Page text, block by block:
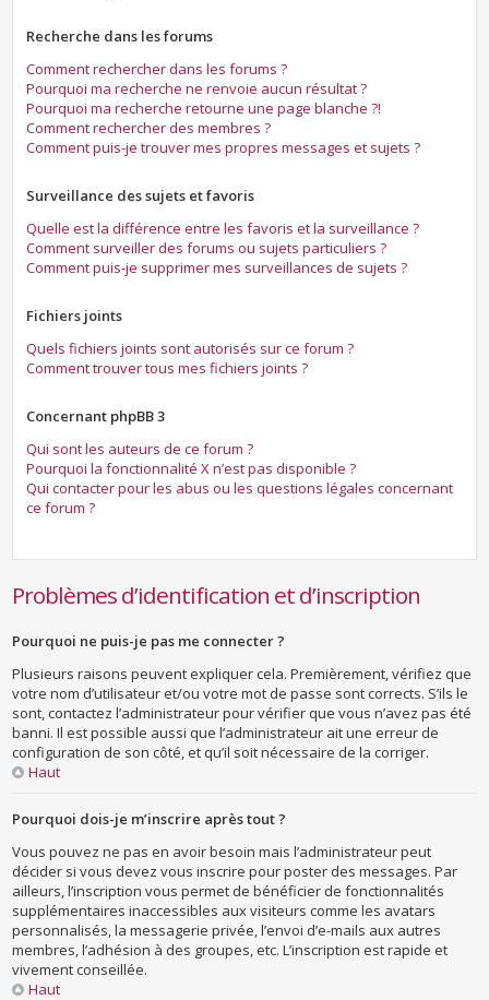
Recherche dans les forums
Comment rechercher dans les forums ?
Pourquoi ma recherche ne renvoie aucun résultat ?
Pourquoi ma recherche retourne une page blanche ?!
Comment rechercher des membres ?
Comment puis-je trouver mes propres messages et sujets ?
Surveillance des sujets et favoris
Quelle est la différence entre les favoris et la surveillance ?
Comment surveiller des forums ou sujets particuliers ?
Comment puis-je supprimer mes surveillances de sujets ?
Fichiers joints
Quels fichiers joints sont autorisés sur ce forum ?
Comment trouver tous mes fichiers joints ?
Concernant phpBB 3
Qui sont les auteurs de ce forum ?
Pourquoi la fonctionnalité X n’est pas disponible ?
Qui contacter pour les abus ou les questions légales concernant
ce forum ?
Problèmes d’identification et d’inscription
Pourquoi ne puis-je pas me connecter ?
Plusieurs raisons peuvent expliquer cela. Premièrement, vérifiez que
votre nom d’utilisateur et/ou votre mot de passe sont corrects. S’ils le
sont, contactez l’administrateur pour vérifier que vous n’avez pas été
banni. Il est possible aussi que l’administrateur ait une erreur de
configuration de son côté, et qu’il soit nécessaire de la corriger.
Haut
Pourquoi dois-je m’inscrire après tout ?
Vous pouvez ne pas en avoir besoin mais l’administrateur peut
décider si vous devez vous inscrire pour poster des messages. Par
ailleurs, l’inscription vous permet de bénéficier de fonctionnalités
supplémentaires inaccessibles aux visiteurs comme les avatars
personnalisés, la messagerie privée, l’envoi d’e-mails aux autres
membres, l’adhésion à des groupes, etc. L’inscription est rapide et
vivement conseillée.
Haut